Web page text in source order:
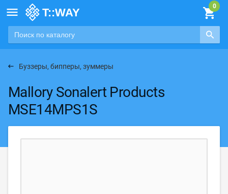

Буззеры, бипперы, зуммеры
Mallory Sonalert Products
MSE14MPS1S